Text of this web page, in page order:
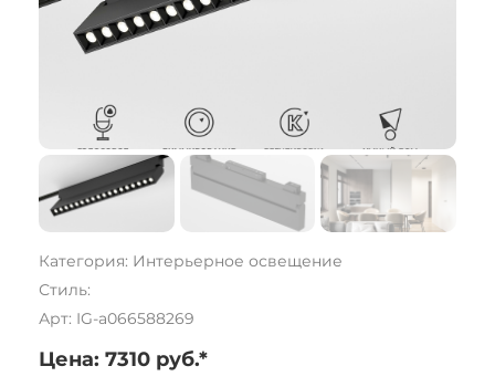
Категория: Интерьерное освещение
Стиль:
Арт: IG-a066588269
Цена: 7310 руб.*